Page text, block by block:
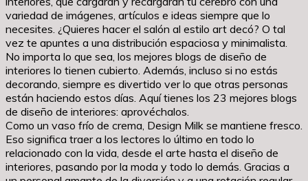
variedad de imágenes, artículos e ideas siempre que lo
necesites. ¿Quieres hacer el salón al estilo art decó? O tal
vez te apuntes a una distribución espaciosa y minimalista.
No importa lo que sea, los mejores blogs de diseño de
interiores lo tienen cubierto. Además, incluso si no estás
decorando, siempre es divertido ver lo que otras personas
están haciendo estos días. Aquí tienes los 23 mejores blogs
de diseño de interiores: aprovéchalos.
Como un vaso frío de crema, Design Milk se mantiene fresco.
Eso significa traer a los lectores lo último en todo lo
relacionado con la vida, desde el arte hasta el diseño de
interiores, pasando por la moda y todo lo demás. Gracias a